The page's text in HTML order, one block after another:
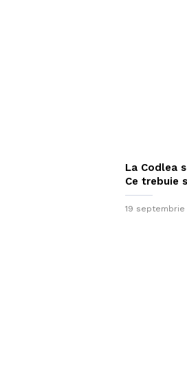
La Codlea
Ce trebuie
19 septembrie